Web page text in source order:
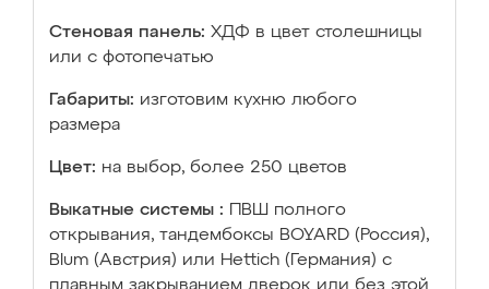
Стеновая панель: ХДФ в цвет столешницы
или с фотопечатью
Габариты: изготовим кухню любого
размера
Цвет: на выбор, более 250 цветов
Выкатные системы :
ПВШ полного
открывания, тандембоксы BOYARD (Россия),
Blum (Австрия) или Hettich (Германия) с